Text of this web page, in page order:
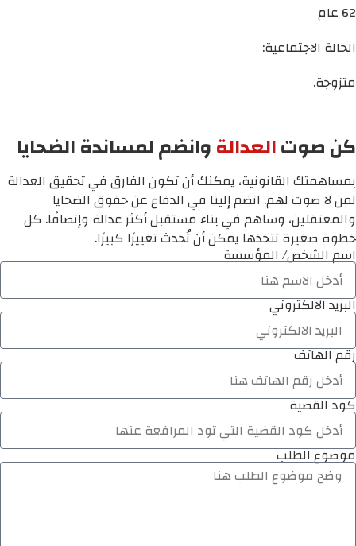
62 عام
الحالة الاجتماعية:
متزوجة.
كن صوتالعدالةوانضم لمساندة الضحايا
بمساهمتك القانونية، يمكنك أن تكون الفارق في تحقيق العدالة
لمن لا صوت لهم. انضم إلينا في الدفاع عن حقوق الضحايا
والمعتقلين، وساهم في بناء مستقبل أكثر عدالة وإنصافًا. كل
خطوة صغيرة تتخذها يمكن أن تُحدث تغييرًا كبيرًا.
اسم الشخص/ المؤسسة
البريد الالكتروني
رقم الهاتف
كود القضية
موضوع الطلب